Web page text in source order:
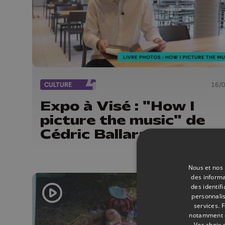
CULTURE 16/
Expo à Visé : "How I
picture the music" de
Cédric Ballarati
Nous et
des
des
services.
notamment